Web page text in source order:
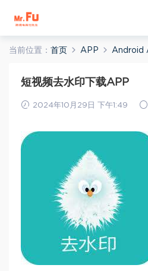
当前位置： 首页 APP Android
短视频去水印下载APP
2024年10月29日 下午1:49